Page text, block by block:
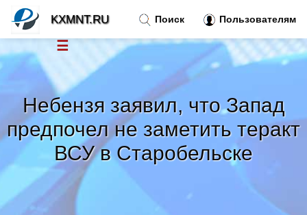
Небензя заявил, что Запад
предпочел не заметить теракт
ВСУ в Старобельске
Поиск Пользователям
KXMNT.RU
☰
Новости
Тренды новостей»
Рубрики»
Правила »